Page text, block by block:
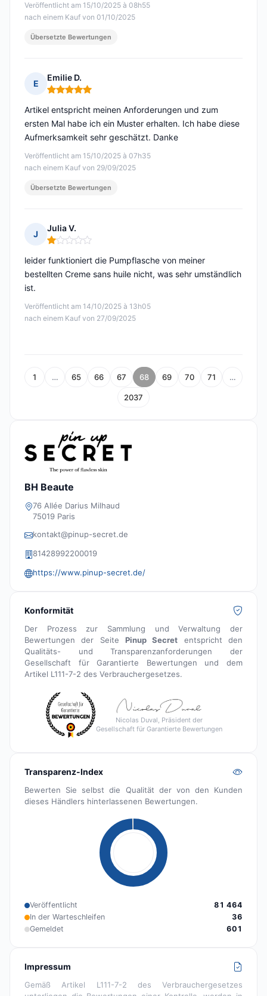
Veröffentlicht am 15/10/2025 à 08h55
nach einem Kauf von 01/10/2025
Übersetzte Bewertungen
E
Emilie D.
Hinweis: 5 von 5
Veröffentlicht am 15/10/2025 à 07h35
nach einem Kauf von 29/09/2025
Artikel entspricht meinen Anforderungen und zum
ersten Mal habe ich ein Muster erhalten. Ich habe diese
Aufmerksamkeit sehr geschätzt. Danke
Übersetzte Bewertungen
J
Julia V.
Hinweis: 1 von 5
Veröffentlicht am 14/10/2025 à 13h05
nach einem Kauf von 27/09/2025
leider funktioniert die Pumpflasche von meiner
bestellten Creme sans huile nicht, was sehr umständlich
ist.
1 … 65 66 67 68 69 70 71 …
2037
BH Beaute
76 Allée Darius Milhaud
75019 Paris
kontakt@pinup-secret.de
81428992200019
https://www.pinup-secret.de/
Konformität
Der Prozess zur Sammlung und Verwaltung der
Bewertungen der Seite Pinup Secret entspricht den
Qualitäts- und Transparenzanforderungen der
Gesellschaft für Garantierte Bewertungen und dem
Artikel L111-7-2 des Verbrauchergesetzes.
Nicolas Duval, Präsident der
Gesellschaft für Garantierte Bewertungen
Transparenz-Index
Bewerten Sie selbst die Qualität der von den Kunden
dieses Händlers hinterlassenen Bewertungen.
Veröffentlicht
81 464
In der Warteschleifen
36
Gemeldet
601
Impressum
Gemäß Artikel L111-7-2 des Verbrauchergesetzes